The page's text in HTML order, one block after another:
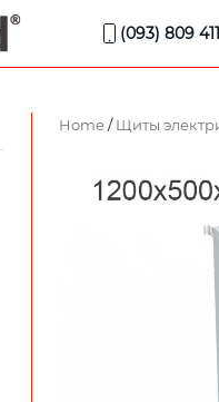
(093) 809
Home/Щиты